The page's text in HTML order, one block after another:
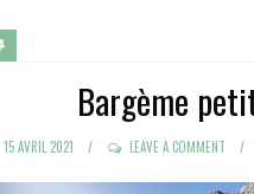
Bargème
POSTED
15 AVRIL 2021 LEAVE A COMMENT